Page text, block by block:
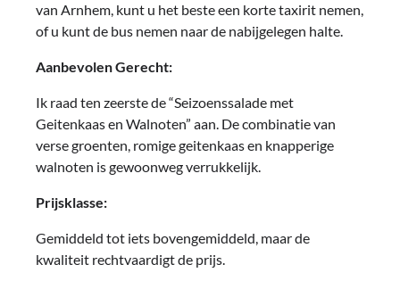
van Arnhem, kunt u het beste een korte taxirit nemen,
of u kunt de bus nemen naar de nabijgelegen halte.
Aanbevolen Gerecht:
Ik raad ten zeerste de “Seizoenssalade met
Geitenkaas en Walnoten” aan. De combinatie van
verse groenten, romige geitenkaas en knapperige
walnoten is gewoonweg verrukkelijk.
Prijsklasse:
Gemiddeld tot iets bovengemiddeld, maar de
kwaliteit rechtvaardigt de prijs.